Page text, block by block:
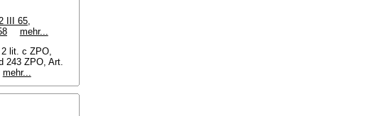
III 65,
mehr...
lit. c ZPO,
243 ZPO, Art.
mehr...